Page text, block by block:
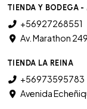
TIENDA Y BODEGA -
+56927268551
Av. Marathon
TIENDA LA REINA
+56973595783
Avenida